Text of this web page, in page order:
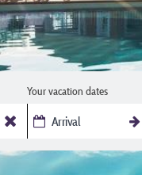
Your vacation dates